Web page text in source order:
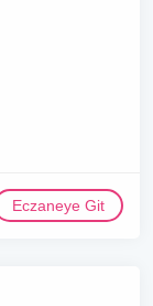
Eczaneye Git